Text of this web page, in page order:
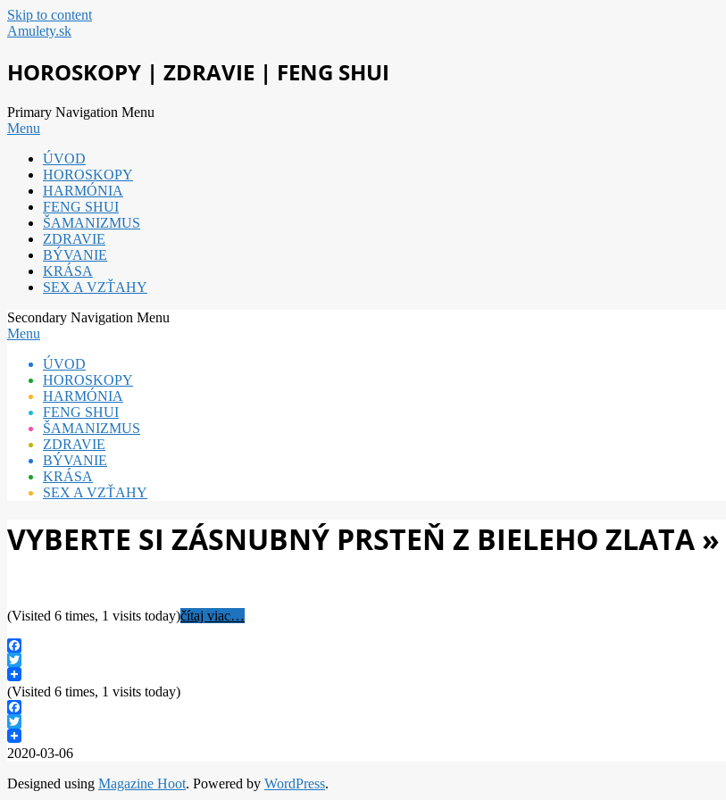
Skip to content
Amulety.sk
HOROSKOPY | ZDRAVIE | FENG SHUI
Primary Navigation Menu
Menu
ÚVOD
HOROSKOPY
HARMÓNIA
FENG SHUI
ŠAMANIZMUS
ZDRAVIE
BÝVANIE
KRÁSA
SEX A VZŤAHY
Secondary Navigation Menu
Menu
ÚVOD
HOROSKOPY
HARMÓNIA
FENG SHUI
ŠAMANIZMUS
ZDRAVIE
BÝVANIE
KRÁSA
SEX A VZŤAHY
VYBERTE SI ZÁSNUBNÝ PRSTEŇ Z BIELEHO ZLATA »
(Visited 6 times, 1 visits today)čítaj viac…
Facebook
Twitter
(Visited 6 times, 1 visits today)
Facebook
Twitter
2020-03-06
Designed using Magazine Hoot. Powered by WordPress.